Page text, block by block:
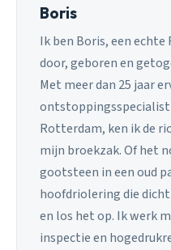
Boris
Ik ben Boris, een
door, geboren en
Met meer dan 25 jaar
Rotterdam, ken ik de
mijn broekzak. Of het
gootsteen in een oud
hoofdriolering die
en los het op. Ik werk
inspectie en